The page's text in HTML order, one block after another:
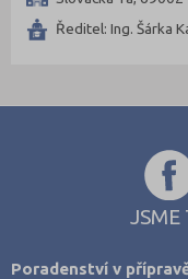
Praha-východ (1)
Tábor (1)
Ředitel: Ing. Šárka
JSME
Poradenství v